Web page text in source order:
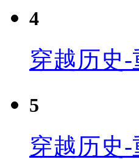
4
穿越历史
5
穿越历史